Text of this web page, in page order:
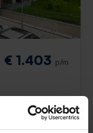
€ 1.403 p/m